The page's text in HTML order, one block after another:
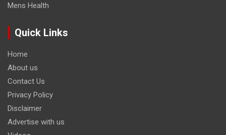
Mens Health
Quick Links
Home
About us
Contact Us
Privacy Policy
Disclaimer
Advertise with us